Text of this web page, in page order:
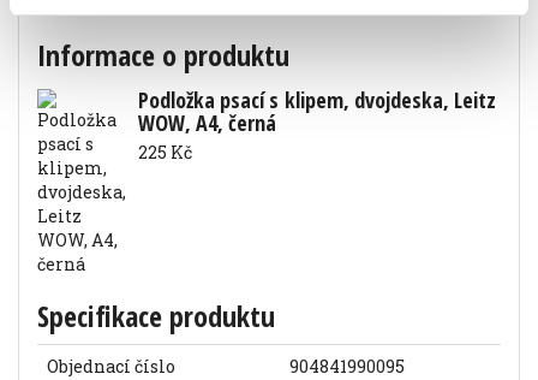
Informace o produktu
Podložka psací s klipem, dvojdeska, Leitz
WOW, A4, černá
225 Kč
Specifikace produktu
Objednací číslo
904841990095